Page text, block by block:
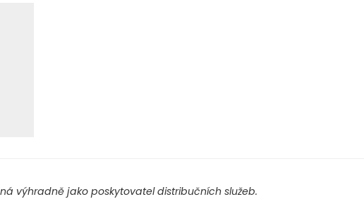
výhradně jako poskytovatel distribučních služeb.